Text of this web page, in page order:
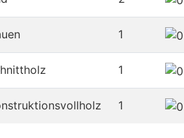
1
1
1